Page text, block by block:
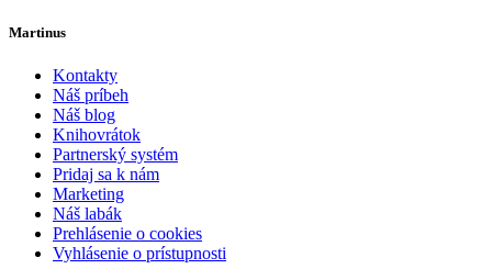
Martinus
Kontakty
Náš príbeh
Náš blog
Knihovrátok
Partnerský systém
Pridaj sa k nám
Marketing
Náš labák
Prehlásenie o cookies
Vyhlásenie o prístupnosti